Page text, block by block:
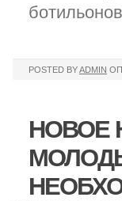
POSTED BYADMIN
НОВОЕ